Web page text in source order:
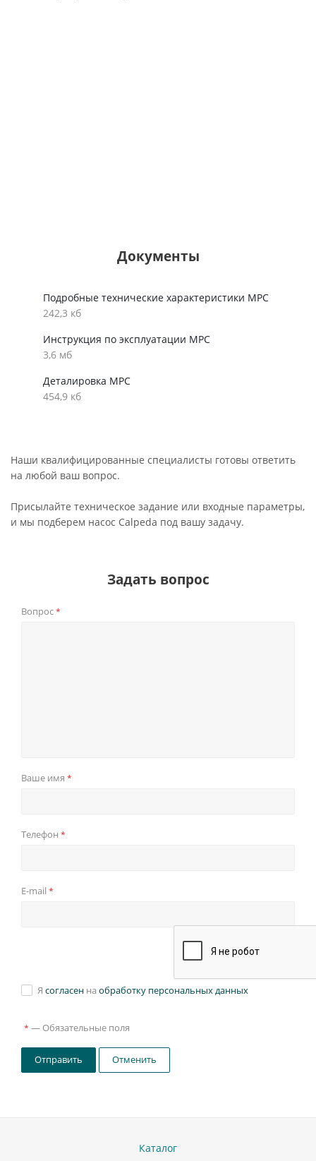
Документы
Подробные технические характеристики MPC
242,3 кб
Инструкция по эксплуатации MPC
3,6 мб
Деталировка MPC
454,9 кб
Наши квалифицированные специалисты готовы ответить
на любой ваш вопрос.
Присылайте техническое задание или входные параметры,
и мы подберем насос Calpeda под вашу задачу.
Задать вопрос
Вопрос*
Ваше имя *
Телефон *
E-mail *
Я согласен на обработку персональных данных
* — Обязательные поля
Отправить Отменить
Каталог